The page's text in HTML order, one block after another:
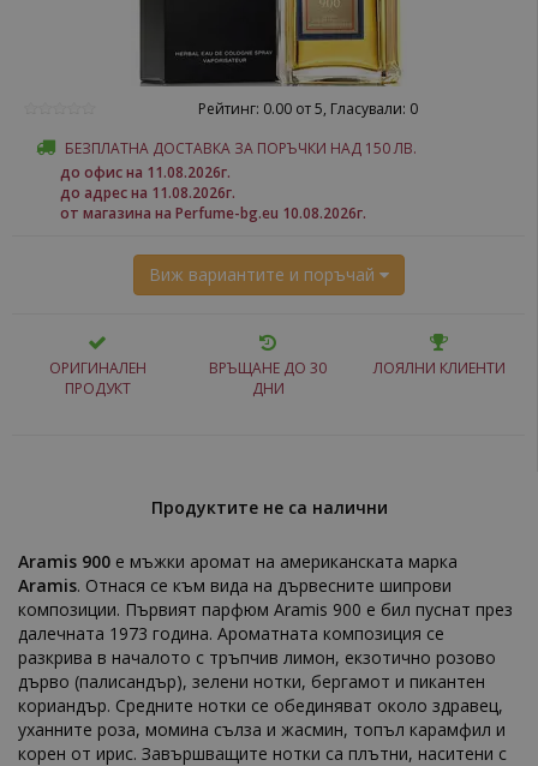
Рейтинг: 0.00 от 5, Гласували: 0
БЕЗПЛАТНА ДОСТАВКА ЗА ПОРЪЧКИ НАД 150 ЛВ.
до офис на 11.08.2026г.
до адрес на 11.08.2026г.
от магазина на Perfume-bg.eu 10.08.2026г.
Виж вариантите и поръчай
ОРИГИНАЛЕН
ПРОДУКТ
ВРЪЩАНЕ ДО 30
ДНИ
ЛОЯЛНИ КЛИЕНТИ
Продуктите не са налични
Aramis 900 е мъжки аромат на американската марка
Aramis. Отнася се към вида на дървесните шипрови
композиции. Първият парфюм Aramis 900 е бил пуснат през
далечната 1973 година. Ароматната композиция се
разкрива в началото с тръпчив лимон, екзотично розово
дърво (палисандър), зелени нотки, бергамот и пикантен
кориандър. Средните нотки се обединяват около здравец,
уханните роза, момина сълза и жасмин, топъл карамфил и
корен от ирис. Завършващите нотки са плътни, наситени с